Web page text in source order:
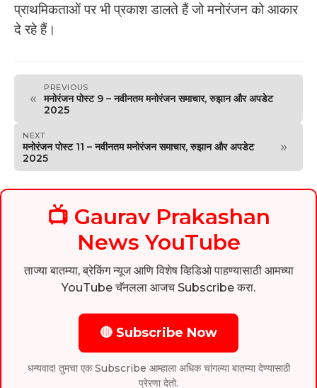
प्राथमिकताओं पर भी प्रकाश डालते हैं जो मनोरंजन को आकार
दे रहे हैं।
«
PREVIOUS
मनोरंजन पोस्ट 9 – नवीनतम मनोरंजन समाचार, रुझान और अपडेट
2025
NEXT
मनोरंजन पोस्ट 11 – नवीनतम मनोरंजन समाचार, रुझान और अपडेट
2025
»
📺 Gaurav Prakashan
News YouTube
ताज्या बातम्या, ब्रेकिंग न्यूज आणि विशेष व्हिडिओ पाहण्यासाठी आमच्या
YouTube चॅनलला आजच Subscribe करा.
🔴 Subscribe Now
धन्यवाद! तुमचा एक Subscribe आम्हाला अधिक चांगल्या बातम्या देण्यासाठी
प्रेरणा देतो.